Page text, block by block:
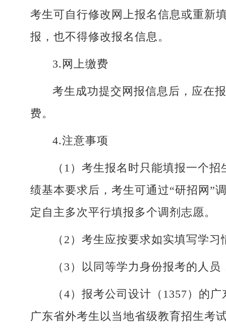
考生可自行修改网上报名信息或重新
报，也不得修改报名信息。
3. 网上缴费
考生成功提交网报信息后，应在
费。
4.注意事项
（1）考生报名时只能填报一个
绩基本要求后，考生可通过“研招网”
定自主多次平行填报多个调剂志愿。
（2）考生应按要求如实填写学
（3）以同等学力身份报考的人
（4）报考公司设计（1357）的
广东省外考生以当地省级教育招生考